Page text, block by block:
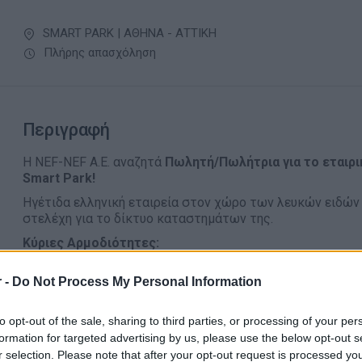
- Do Not Process My Personal Information
opt-out of the sale, sharing to third parties, or processing of your
for targeted advertising by us, please use the below opt-out
selection. Please note that after your opt-out request is processed
SMART PARK | ΑΘΗΝΑ - ΑΤΤΙΚΗ
Πλήρης απασχόληση
Περιγραφή
Η NEF-NEF A.E. αναζητά Πωλητή/Πωλήτρια για το
Smart Park!
Ηγέτιδα ελληνική εταιρεία στον χώρο των λευκών
στελέχη για το δίκτυο καταστημάτων της.
Κύριες Αρμοδιότητες:
Διαχείριση ταμείου & αποθεμάτων
Οργάνωση καταστήματος
Απαραίτητα Προσόντα